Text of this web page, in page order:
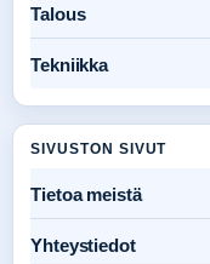
Talous
Tekniikka
SIVUSTON SIVUT
Tietoa meistä
Yhteystiedot